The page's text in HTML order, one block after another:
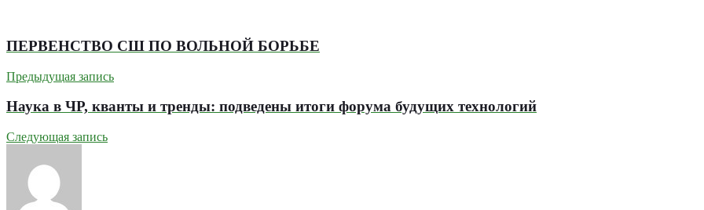
ПЕРВЕНСТВО СШ ПО ВОЛЬНОЙ БОРЬБЕ
Предыдущая запись
Наука в ЧР, кванты и тренды: подведены итоги форума будущих технологий
Следующая запись